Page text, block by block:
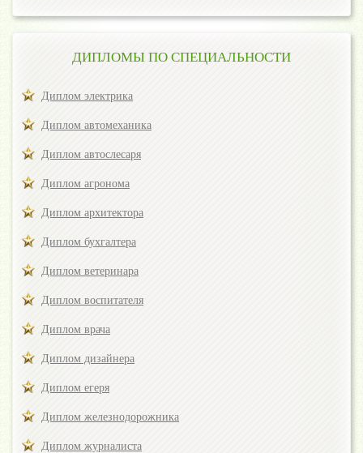
ДИПЛОМЫ ПО СПЕЦИАЛЬНОСТИ
Диплом электрика
Диплом автомеханика
Диплом автослесаря
Диплом агронома
Диплом архитектора
Диплом бухгалтера
Диплом ветеринара
Диплом воспитателя
Диплом врача
Диплом дизайнера
Диплом егеря
Диплом железнодорожника
Диплом журналиста